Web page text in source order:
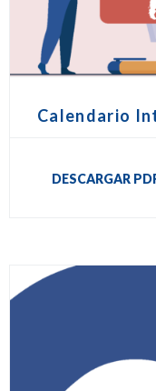
Calendario
DESCARGAR